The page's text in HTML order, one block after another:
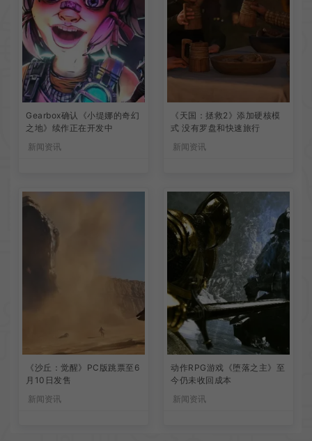
Gearbox确认《小缇娜的奇幻
之地》续作正在开发中
新闻资讯
《天国：拯救2》添加硬核模
式 没有罗盘和快速旅行
新闻资讯
《沙丘：觉醒》PC版跳票至6
月10日发售
新闻资讯
动作RPG游戏《堕落之主》至
今仍未收回成本
新闻资讯